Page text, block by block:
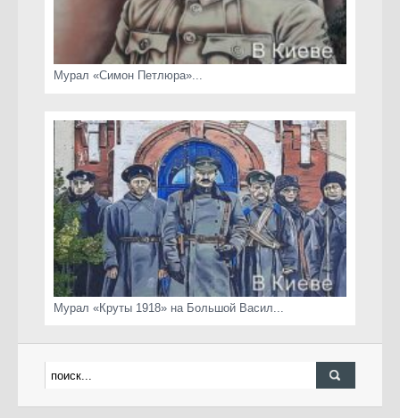
Мурал «Симон Петлюра»...
Мурал «Круты 1918» на Большой Васил...